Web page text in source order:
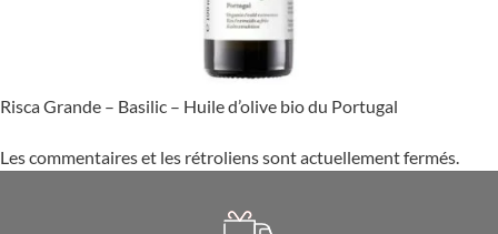
Risca Grande – Basilic – Huile d’olive bio du Portugal
Les commentaires et les rétroliens sont actuellement fermés.